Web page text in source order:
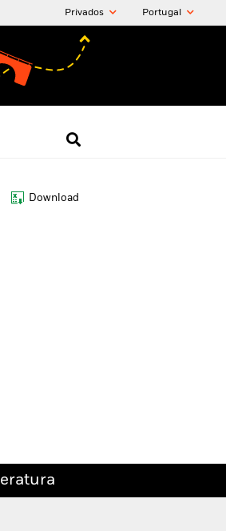
Privados Portugal
Download